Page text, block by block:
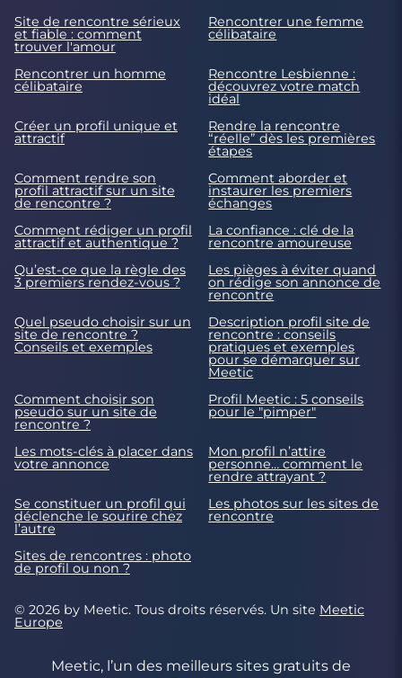
Site de rencontre sérieux
et fiable : comment
trouver l'amour
Rencontrer une femme
célibataire
Rencontrer un homme
célibataire
Rencontre Lesbienne :
découvrez votre match
idéal
Créer un profil unique et
attractif
Rendre la rencontre
“réelle” dès les premières
étapes
Comment rendre son
profil attractif sur un site
de rencontre ?
Comment aborder et
instaurer les premiers
échanges
Comment rédiger un profil
attractif et authentique ?
La confiance : clé de la
rencontre amoureuse
Qu’est-ce que la règle des
3 premiers rendez-vous ?
Les pièges à éviter quand
on rédige son annonce de
rencontre
Quel pseudo choisir sur un
site de rencontre ?
Conseils et exemples
Description profil site de
rencontre : conseils
pratiques et exemples
pour se démarquer sur
Meetic
Comment choisir son
pseudo sur un site de
rencontre ?
Profil Meetic : 5 conseils
pour le "pimper"
Les mots-clés à placer dans
votre annonce
Mon profil n’attire
personne… comment le
rendre attrayant ?
Se constituer un profil qui
déclenche le sourire chez
l’autre
Les photos sur les sites de
rencontre
Sites de rencontres : photo
de profil ou non ?
© 2026 by Meetic. Tous droits réservés. Un site Meetic
Europe
Meetic, l’un des meilleurs sites gratuits de